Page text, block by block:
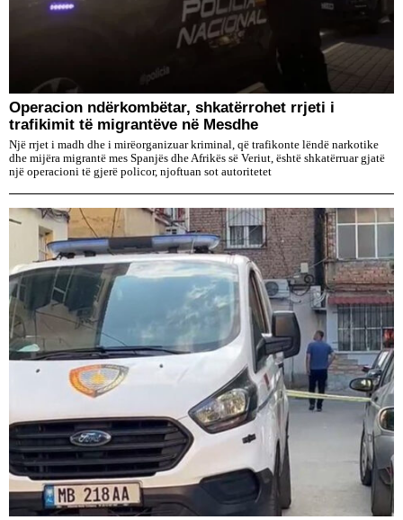
Operacion ndërkombëtar, shkatërrohet rrjeti i
trafikimit të migrantëve në Mesdhe
Një rrjet i madh dhe i mirëorganizuar kriminal, që trafikonte lëndë narkotike
dhe mijëra migrantë mes Spanjës dhe Afrikës së Veriut, është shkatërruar gjatë
një operacioni të gjerë policor, njoftuan sot autoritetet